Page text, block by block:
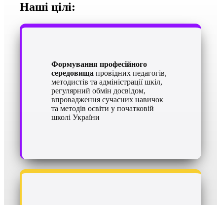
Наші цілі:
Формування професійного
середовища провідних педагогів,
методистів та адміністрації шкіл,
регулярний обмін досвідом,
впровадження сучасних навичок
та методів освіти у початковій
школі України